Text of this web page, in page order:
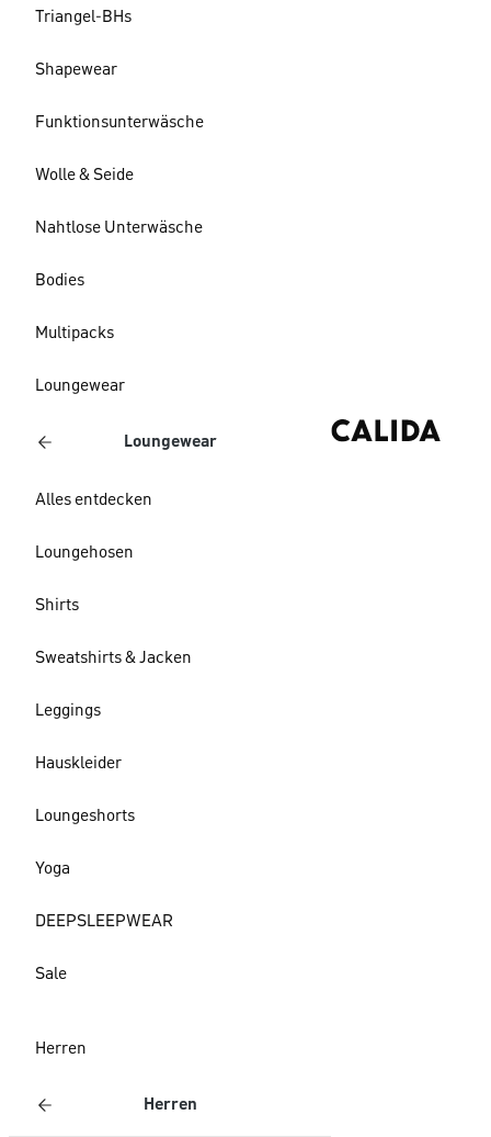
Triangel-BHs
Shapewear
Funktionsunterwäsche
Wolle & Seide
Nahtlose Unterwäsche
Bodies
Multipacks
Loungewear
Loungewear
Alles entdecken
Loungehosen
Shirts
Sweatshirts & Jacken
Leggings
Hauskleider
Loungeshorts
Yoga
DEEPSLEEPWEAR
Sale
Herren
Herren